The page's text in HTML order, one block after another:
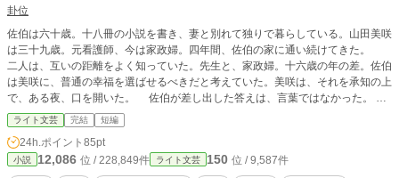
卦位
佐伯は六十歳。十八冊の小説を書き、妻と別れて独りで暮らしている。山田美咲
は三十九歳。元看護師、今は家政婦。四年間、佐伯の家に通い続けてきた。
二人は、互いの距離をよく知っていた。先生と、家政婦。十六歳の年の差。佐伯
は美咲に、普通の幸福を選ばせるべきだと考えていた。美咲は、それを承知の上
で、ある夜、口を開いた。 佐伯が差し出した答えは、言葉ではなかった。
名古屋・覚王山。坂の上の古い家を舞台に、ある夜の選択を描く短編。 ※本作
はプロットを著者が作成し、本文の生成にAI（Claude）を利用しています。 ※
本作の続編「同じ速度で」（R18・全十九話）を連載中です。
ライト文芸 完結 短編
24h.ポイント 85pt
小説 12,086 位 / 228,849件 ライト文芸 150 位 / 9,587件